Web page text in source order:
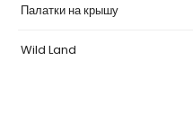
Палатки на крышу
Wild Land